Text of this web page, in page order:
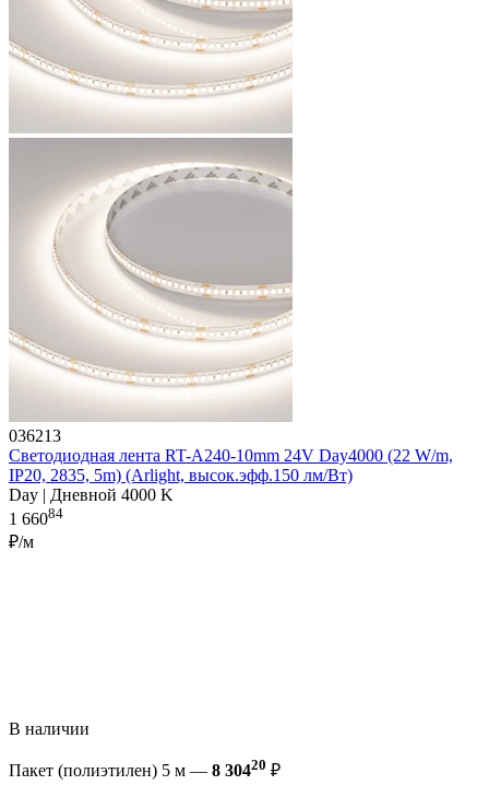
036213
Светодиодная лента RT-A240-10mm 24V Day4000 (22 W/m,
IP20, 2835, 5m) (Arlight, высок.эфф.150 лм/Вт)
Day | Дневной 4000 K
1 66084
₽/м
В наличии
Пакет (полиэтилен) 5 м — 8 30420 ₽